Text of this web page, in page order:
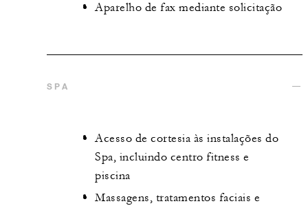
Aparelho de fax mediante solicitação
SPA
Acesso de cortesia às instalações do
Spa, incluindo centro fitness e
piscina
Massagens, tratamentos faciais e